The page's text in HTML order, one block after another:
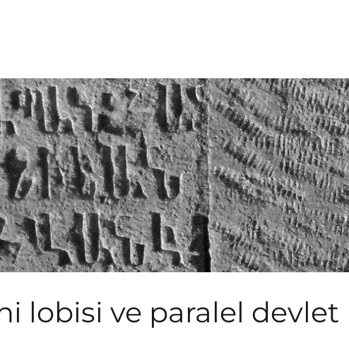
lobisi ve paralel devlet